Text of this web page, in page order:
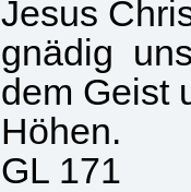
Jesus
gnädig
dem Geist
Höhen.
GL 171